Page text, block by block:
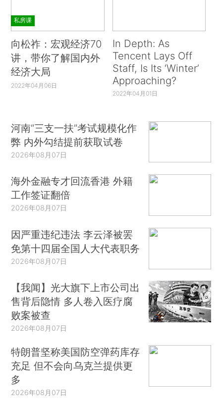
私房课
向松祚：宏观经济70
讲，带你了解国内外
经济大局
2022年04月06日
In Depth: As
Tencent Lays Off
Staff, Is Its ‘Winter’
Approaching?
2022年04月01日
河南“三支一扶”考试规模化作
弊 内外勾结提前获取试卷
2026年08月07日
海外金融专才回流香港 外籍
工作签证翻倍
2026年08月07日
因严重违纪违法 李云泽被罢
免第十四届全国人大代表职务
2026年08月07日
【我闻】光大旗下上市公司出
售背后隐情 多人卷入医疗腐
败案被查
2026年08月07日
特朗普坚称美国防空弹药库存
充足 但不会向乌克兰提供更
多
2026年08月07日